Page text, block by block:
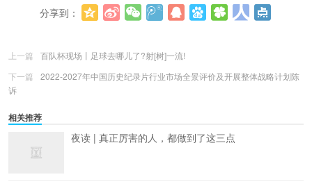
分享到：
上一篇
百队杯现场丨足球去哪儿了?射[树]一流!
下一篇
2022-2027年中国历史纪录片行业市场全景评价及开展整体战略计划陈
诉
相关推荐
夜读 | 真正厉害的人，都做到了这三点